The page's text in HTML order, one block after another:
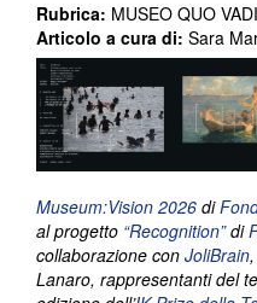
Rubrica: MUSEO QUO
Articolo a cura di: Sara
Museum:Vision 2026 di
al progetto “Recognition”di
collaborazione con JoliBrain,
Lanaro, rappresentanti del